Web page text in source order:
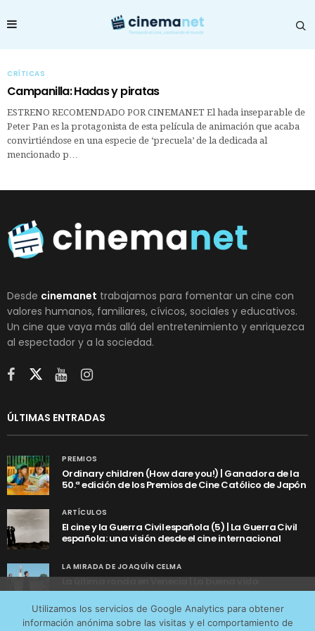
CRÍTICAS
Campanilla: Hadas y piratas
ESTRENO RECOMENDADO POR CINEMANET El hada inseparable de
Peter Pan es la protagonista de esta película de animación que acaba
convirtiéndose en una especie de ‘precuela’ de la dedicada al
mencionado p…
Desde cinemanet trabajamos para fomentar un cine con
valores humanos, familiares, cívicos, sociales y educativos.
Un cine que vaya más allá del entretenimiento y enriquezca
al espectador y a la sociedad.
ÚLTIMAS ENTRADAS
PREMIOS
Ordinary children (How dare you!) | Ganadora de la
50.ª edición de los Premios de Cine Católico de Japón
ARTÍCULOS
El cine y la Guerra Civil española (5) | La Guerra Civil
española: una visión desde el cine internacional
LA MIRADA DE JOAQUÍN CELMA
La última ronda en Venecia | La buena vida
Utilizamos los servicios de Google Analytics para obtener
información anónima sobre las visitas y el comportamiento de
tráfico web que recibimos y conocer los servicios que